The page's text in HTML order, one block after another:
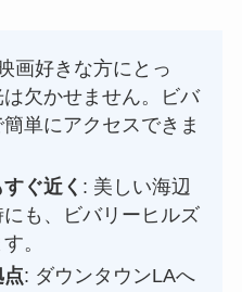
画好きな方にとっ
欠かせません。ビバ
単にアクセスできま
ぐ近く : 美しい海辺
も、ビバリーヒルズ
。
: ダウンタウンLAへ